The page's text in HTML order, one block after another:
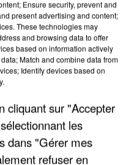
seraient pas
Ensure security, prevent and
present advertising and content;
These technologies may
and browsing data to offer
based on information actively
Match and combine data from
Identify devices based on
cliquant sur "Accepter
les
dans "Gérer mes
refuser en